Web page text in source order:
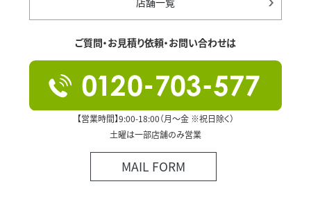
ご質問・お見積り依頼・お問い合わせは
【営業時間】9:00-18:00（月～金 ※祝日除く）
土曜は一部店舗のみ営業
MAIL FORM